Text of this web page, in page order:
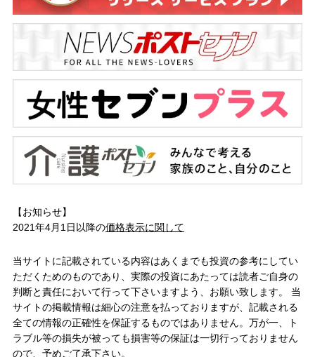
【お知らせ】
2021年4月1日以降の価格表示に関して
当サイトに記載されている内容はあくまでも投資の参考にしてい
ただくためのものであり、実際の投資にあたっては読者ご自身の
判断と責任において行って下さいますよう、お願い致します。 当
サイトの掲載情報は細心の注意を払っておりますが、記載される
全ての情報の正確性を保証するものではありません。万が一、ト
ラブル等の損失が被っても損害等の保証は一切行っておりません
ので、予めご了承下さい。